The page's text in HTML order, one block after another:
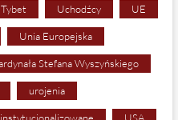
Tybet Uchodźcy UE
Unia Europejska
Stefana Wyszyńskiego
urojenia